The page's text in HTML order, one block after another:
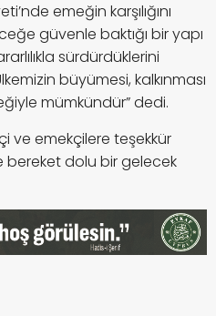
emeğin karşılığını
güvenle baktığı bir yapı
sürdürdüklerini
büyümesi, kalkınması
mümkündür” dedi.
ve emekçilere teşekkür
bereket dolu bir gelecek